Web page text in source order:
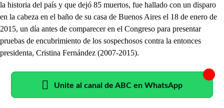
la historia del país y que dejó 85 muertos, fue hallado con un disparo
en la cabeza en el baño de su casa de Buenos Aires el 18 de enero de
2015, un día antes de comparecer en el Congreso para presentar
pruebas de encubrimiento de los sospechosos contra la entonces
presidenta, Cristina Fernández (2007-2015).
Unite al canal de ABC en WhatsApp